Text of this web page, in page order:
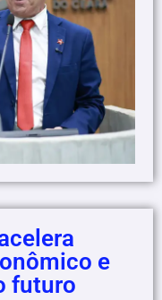
e
futuro